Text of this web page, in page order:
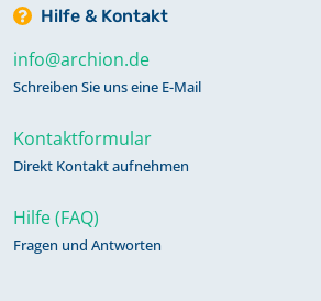
Hilfe & Kontakt
info@archion.de
Schreiben Sie uns eine E-Mail
Kontaktformular
Direkt Kontakt aufnehmen
Hilfe (FAQ)
Fragen und Antworten